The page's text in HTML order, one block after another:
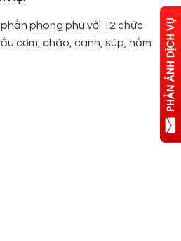
phong phú với 12 chức
cơm, cháo, canh, súp, hầm